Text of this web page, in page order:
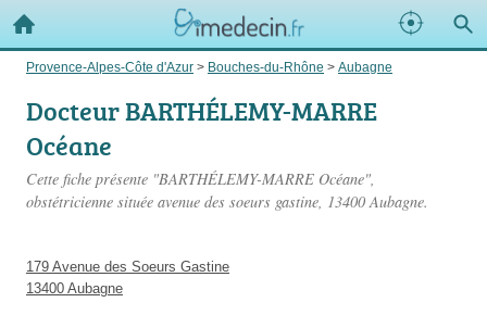
Provence-Alpes-Côte d'Azur > Bouches-du-Rhône > Aubagne
Docteur BARTHÉLEMY-MARRE
Océane
Cette fiche présente "BARTHÉLEMY-MARRE Océane",
obstétricienne située avenue des soeurs gastine, 13400 Aubagne.
179 Avenue des Soeurs Gastine
13400 Aubagne